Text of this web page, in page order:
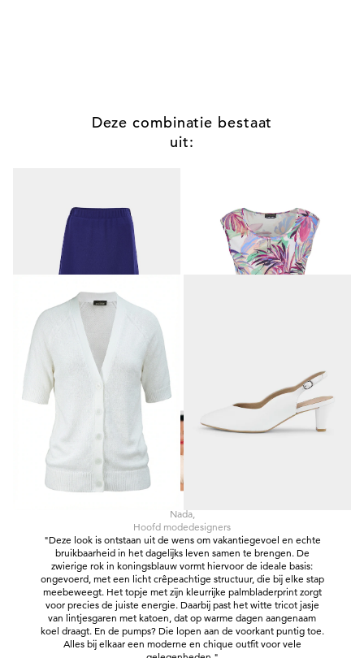
Nada,
Hoofd modedesigners
"Deze look is ontstaan uit de wens om vakantiegevoel en echte
bruikbaarheid in het dagelijks leven samen te brengen. De
zwierige rok in koningsblauw vormt hiervoor de ideale basis:
ongevoerd, met een licht crêpeachtige structuur, die bij elke stap
meebeweegt. Het topje met zijn kleurrijke palmbladerprint zorgt
voor precies de juiste energie. Daarbij past het witte tricot jasje
van lintjesgaren met katoen, dat op warme dagen aangenaam
koel draagt. En de pumps? Die lopen aan de voorkant puntig toe.
Alles bij elkaar een moderne en chique outfit voor vele
Deze combinatie bestaat
uit:
GOLDNER
89,95 €
GOLDNER
49,95 €59,95 €
GOLDNER
59,95 €
89,95 €